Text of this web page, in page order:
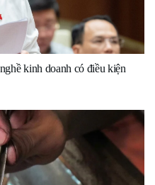
kinh doanh có điều kiện